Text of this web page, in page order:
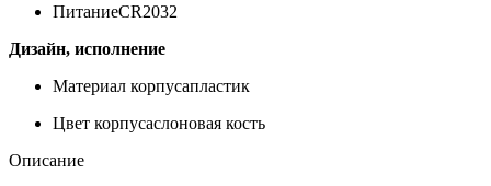
ПитаниеCR2032
Дизайн, исполнение
Материал корпусапластик
Цвет корпусаслоновая кость
Описание